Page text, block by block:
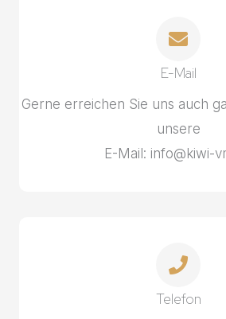
E-Mail
Gerne erreichen Sie uns auch
unsere
E-Mail: info@kiwi-
Telefon